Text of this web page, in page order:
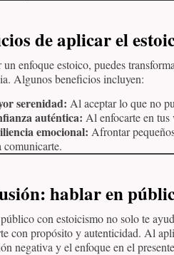
de aplicar el
enfoque estoico, puedes
Algunos beneficios incluyen:
serenidad: Al aceptar lo que no
auténtica: Al enfocarte en tus
emocional: Afrontar
comunicarte.
: hablar en
con estoicismo no solo te
con propósito y autenticidad. Al
negativa y el enfoque en el